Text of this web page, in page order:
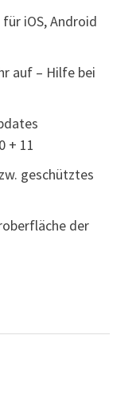
iOS, Android
auf – Hilfe bei
+ 11
geschütztes
der